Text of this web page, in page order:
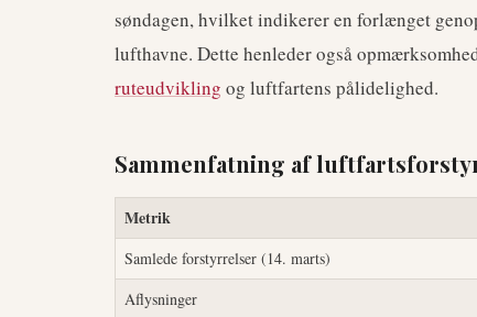
søndagen, hvilket indikerer en forlænget
lufthavne. Dette henleder også
ruteudvikling og luftfartens pålidelighed.
Sammenfatning af
Metrik
Samlede forstyrrelser (14. marts)
Aflysninger